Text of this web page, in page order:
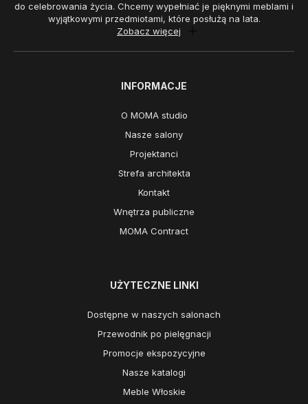
do celebrowania życia. Chcemy wypełniać je pięknymi meblami i
wyjątkowymi przedmiotami, które posłużą na lata.
Zobacz więcej
INFORMACJE
O MOMA studio
Nasze salony
Projektanci
Strefa architekta
Kontakt
Wnętrza publiczne
MOMA Contract
UŻYTECZNE LINKI
Dostępne w naszych salonach
Przewodnik po pielęgnacji
Promocje ekspozycyjne
Nasze katalogi
Meble Włoskie